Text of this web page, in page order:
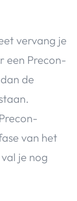
vervang je
een Precon-
de
van het
je nog